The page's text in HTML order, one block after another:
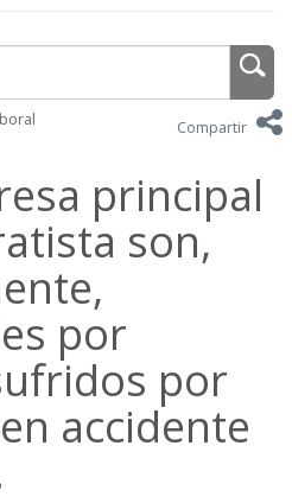
Compartir
principal
son,
por
por
accidente